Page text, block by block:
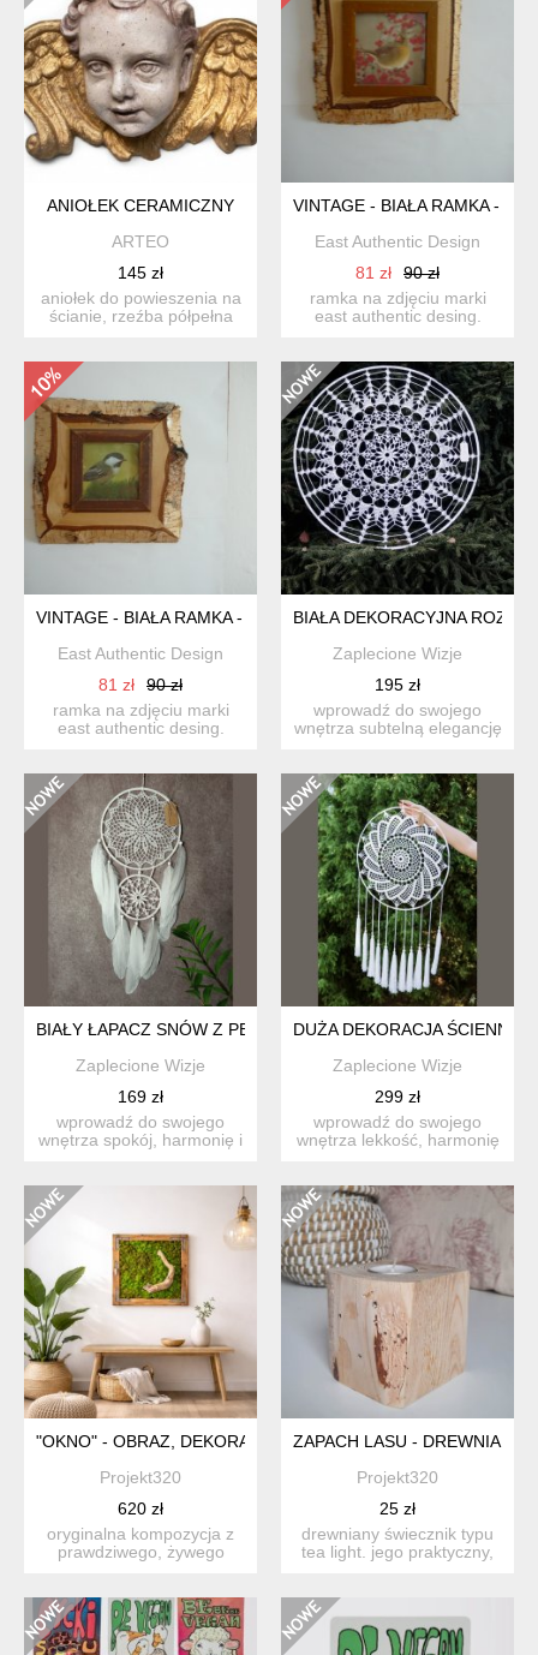
ANIOŁEK CERAMICZNY
ARTEO
145 zł
aniołek do powieszenia na
ścianie, rzeźba półpełna
VINTAGE - BIAŁA RAMKA -
East Authentic Design
81 zł
90 zł
ramka na zdjęciu marki
east authentic desing.
VINTAGE - BIAŁA RAMKA - STARE DREWNO
East Authentic Design
81 zł
90 zł
ramka na zdjęciu marki
east authentic desing.
BIAŁA DEKORACYJNA
Zaplecione Wizje
195 zł
wprowadź do swojego
wnętrza subtelną elegancję
BIAŁY ŁAPACZ SNÓW Z PERŁOWYMI KORALIKAMI –
Zaplecione Wizje
169 zł
wprowadź do swojego
wnętrza spokój, harmonię i
DUŻA DEKORACJA ŚCIENNA
Zaplecione Wizje
299 zł
wprowadź do swojego
wnętrza lekkość, harmonię
"OKNO" - OBRAZ, DEKORACJA, DUŻY OBRAZ Z MCHU
Projekt320
620 zł
oryginalna kompozycja z
prawdziwego, żywego
ZAPACH LASU - DREWNIANY
Projekt320
25 zł
drewniany świecznik typu
tea light. jego praktyczny,